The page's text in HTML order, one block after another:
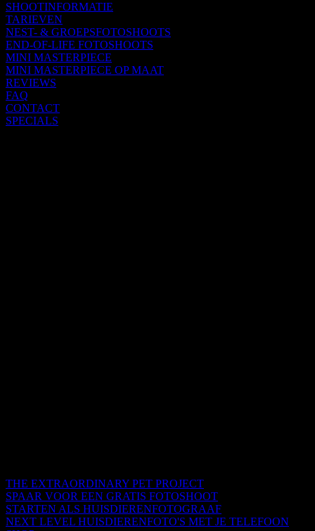
SHOOTINFORMATIE
TARIEVEN
NEST- & GROEPSFOTOSHOOTS
END-OF-LIFE FOTOSHOOTS
MINI MASTERPIECE
MINI MASTERPIECE OP MAAT
REVIEWS
FAQ
CONTACT
SPECIALS
THE EXTRAORDINARY PET PROJECT
SPAAR VOOR EEN GRATIS FOTOSHOOT
STARTEN ALS HUISDIERENFOTOGRAAF
NEXT LEVEL HUISDIERENFOTO'S MET JE TELEFOON